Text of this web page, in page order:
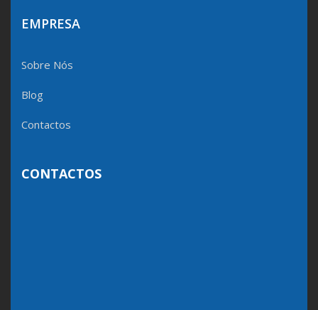
EMPRESA
Sobre Nós
Blog
Contactos
CONTACTOS